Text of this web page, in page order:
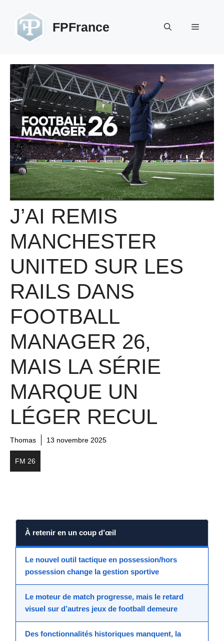
contenu
FPFrance Menu
J’AI REMIS
MANCHESTER
UNITED SUR LES
RAILS DANS
FOOTBALL
MANAGER 26,
MAIS LA SÉRIE
MARQUE UN
LÉGER RECUL
Thomas 13 novembre 2025
FM 26
À retenir en un coup d’œil
Le nouvel outil tactique en possession/hors
possession change la gestion sportive
Le moteur de match progresse, mais le retard
visuel sur d’autres jeux de football demeure
Des fonctionnalités historiques manquent, la